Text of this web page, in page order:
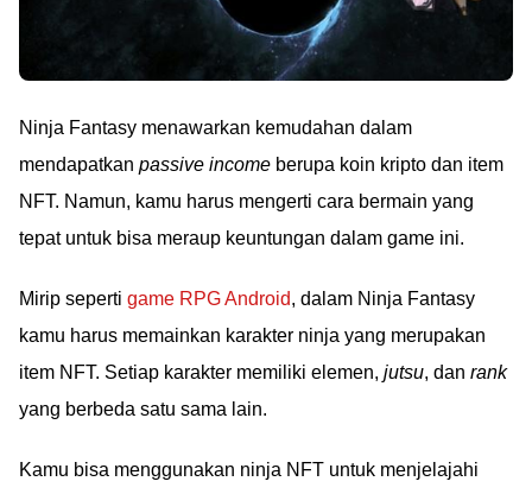
Ninja Fantasy menawarkan kemudahan dalam
mendapatkan passive income berupa koin kripto dan item
NFT. Namun, kamu harus mengerti cara bermain yang
tepat untuk bisa meraup keuntungan dalam game ini.
Mirip seperti game RPG Android, dalam Ninja Fantasy
kamu harus memainkan karakter ninja yang merupakan
item NFT. Setiap karakter memiliki elemen, jutsu, dan rank
yang berbeda satu sama lain.
Kamu bisa menggunakan ninja NFT untuk menjelajahi